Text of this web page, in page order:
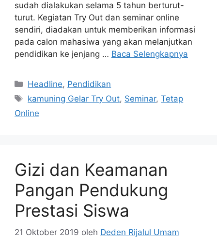
sudah dialakukan selama 5 tahun berturut-
turut. Kegiatan Try Out dan seminar online
sendiri, diadakan untuk memberikan informasi
pada calon mahasiwa yang akan melanjutkan
pendidikan ke jenjang … Baca Selengkapnya
Kategori
Headline, Pendidikan
Tag
kamuning Gelar Try Out, Seminar,Tetap
Online
Gizi dan Keamanan
Pangan Pendukung
Prestasi Siswa
21 Oktober 2019 oleh Deden Rijalul Umam